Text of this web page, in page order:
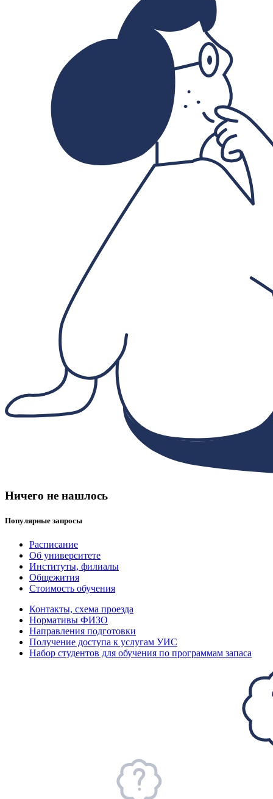
Ничего не нашлось
Популярные запросы
Расписание
Об университете
Институты, филиалы
Общежития
Стоимость обучения
Контакты, схема проезда
Нормативы ФИЗО
Направления подготовки
Получение доступа к услугам УИС
Набор студентов для обучения по программам запаса